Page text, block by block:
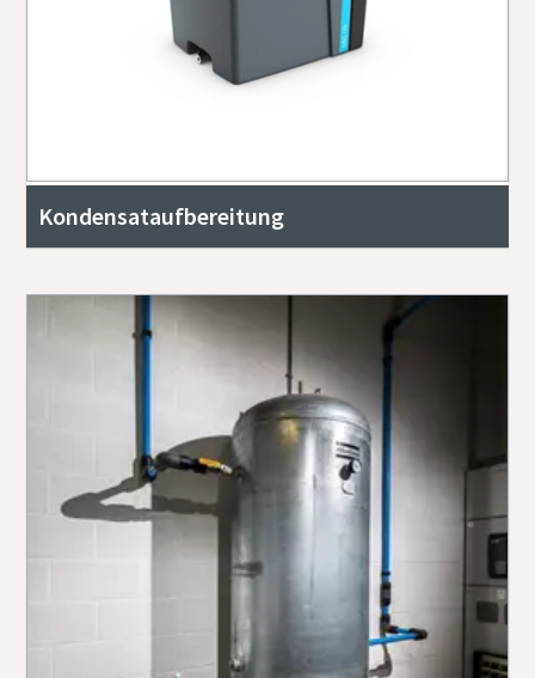
Kondensataufbereitung